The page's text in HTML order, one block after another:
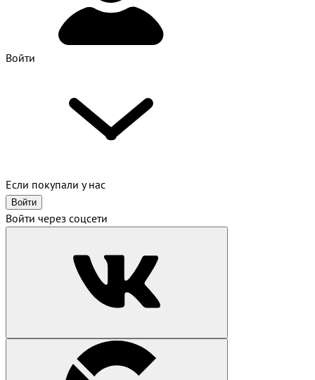
Войти
Если покупали у нас
Войти
Войти через соцсети